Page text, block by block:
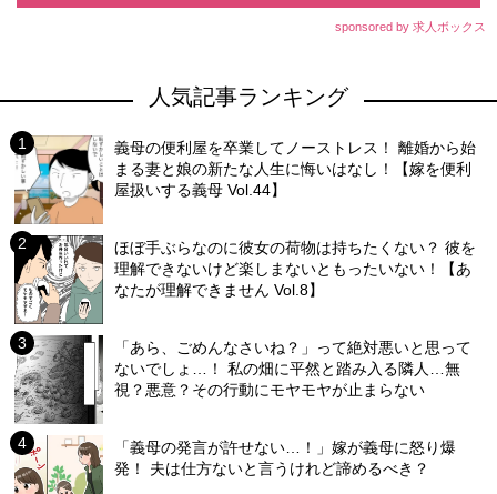
sponsored by 求人ボックス
人気記事ランキング
義母の便利屋を卒業してノーストレス！ 離婚から始
まる妻と娘の新たな人生に悔いはなし！【嫁を便利
屋扱いする義母 Vol.44】
ほぼ手ぶらなのに彼女の荷物は持ちたくない？ 彼を
理解できないけど楽しまないともったいない！【あ
なたが理解できません Vol.8】
「あら、ごめんなさいね？」って絶対悪いと思って
ないでしょ…！ 私の畑に平然と踏み入る隣人…無
視？悪意？その行動にモヤモヤが止まらない
「義母の発言が許せない…！」嫁が義母に怒り爆
発！ 夫は仕方ないと言うけれど諦めるべき？